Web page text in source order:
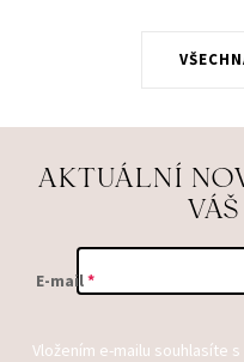
AKTUÁLNÍ
E-mail
Vložením e-mailu souhlasíte s